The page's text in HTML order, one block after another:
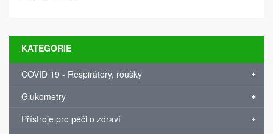
KATEGORIE
COVID 19 - Respirátory, roušky
Glukometry
Přístroje pro péči o zdraví